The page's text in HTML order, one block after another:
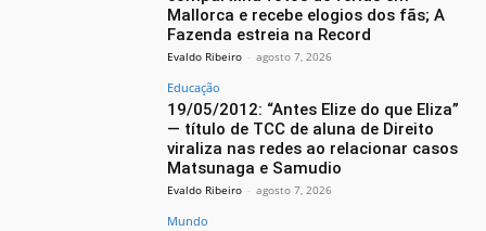
Mallorca e recebe elogios dos fãs; A
Fazenda estreia na Record
Evaldo Ribeiro - agosto 7, 2026
Educação
19/05/2012: “Antes Elize do que Eliza”
— título de TCC de aluna de Direito
viraliza nas redes ao relacionar casos
Matsunaga e Samudio
Evaldo Ribeiro - agosto 7, 2026
Mundo